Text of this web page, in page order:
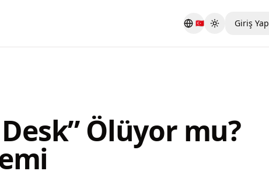
🇹🇷 Toggle theme
Giriş Yap
Ölüyor mu?